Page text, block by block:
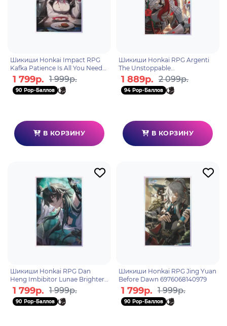
Шикиши Honkai Impact RPG
Kafka Patience Is All You Need
6976068148593
1 799р. 1 999р.
90 Pop-Баллов
В КОРЗИНУ
Шикиши Honkai RPG Argenti
The Unstoppable
6976525009597
1 889р. 2 099р.
94 Pop-Баллов
В КОРЗИНУ
Шикиши Honkai RPG Dan
Heng Imbibitor Lunae Brighter
than the Sun 6976525001331
1 799р. 1 999р.
90 Pop-Баллов
Шикиши Honkai RPG Jing Yuan
Before Dawn 6976068140979
1 799р. 1 999р.
90 Pop-Баллов